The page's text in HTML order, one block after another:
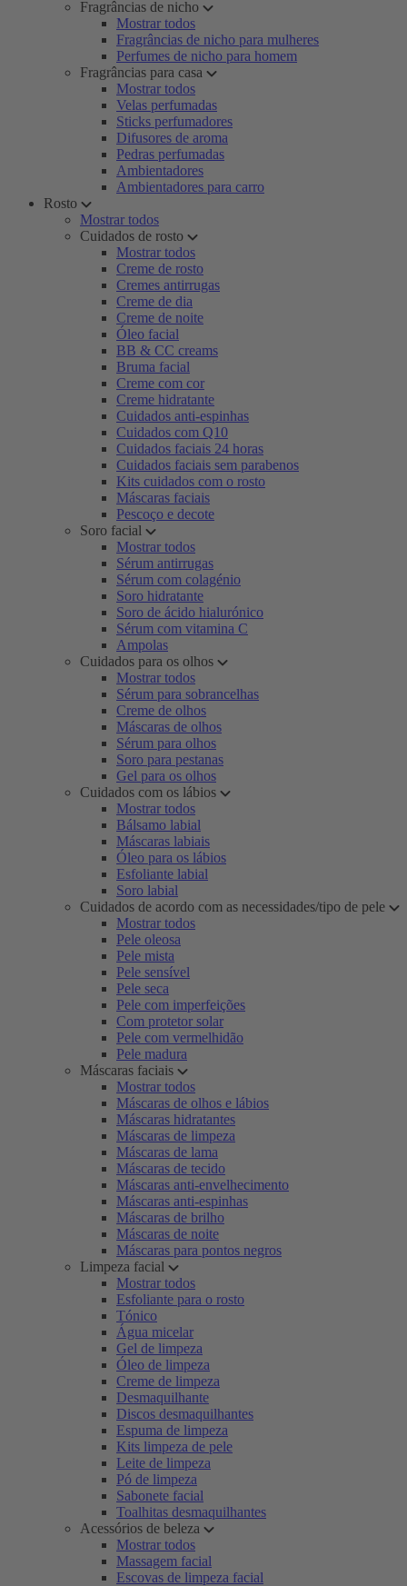
Fragrâncias de nicho
Mostrar todos
Fragrâncias de nicho para mulheres
Perfumes de nicho para homem
Fragrâncias para casa
Mostrar todos
Velas perfumadas
Sticks perfumadores
Difusores de aroma
Pedras perfumadas
Ambientadores
Ambientadores para carro
Rosto
Mostrar todos
Cuidados de rosto
Mostrar todos
Creme de rosto
Cremes antirrugas
Creme de dia
Creme de noite
Óleo facial
BB & CC creams
Bruma facial
Creme com cor
Creme hidratante
Cuidados anti-espinhas
Cuidados com Q10
Cuidados faciais 24 horas
Cuidados faciais sem parabenos
Kits cuidados com o rosto
Máscaras faciais
Pescoço e decote
Soro facial
Mostrar todos
Sérum antirrugas
Sérum com colagénio
Soro hidratante
Soro de ácido hialurónico
Sérum com vitamina C
Ampolas
Cuidados para os olhos
Mostrar todos
Sérum para sobrancelhas
Creme de olhos
Máscaras de olhos
Sérum para olhos
Soro para pestanas
Gel para os olhos
Cuidados com os lábios
Mostrar todos
Bálsamo labial
Máscaras labiais
Óleo para os lábios
Esfoliante labial
Soro labial
Cuidados de acordo com as necessidades/tipo de pele
Mostrar todos
Pele oleosa
Pele mista
Pele sensível
Pele seca
Pele com imperfeições
Com protetor solar
Pele com vermelhidão
Pele madura
Máscaras faciais
Mostrar todos
Máscaras de olhos e lábios
Máscaras hidratantes
Máscaras de limpeza
Máscaras de lama
Máscaras de tecido
Máscaras anti-envelhecimento
Máscaras anti-espinhas
Máscaras de brilho
Máscaras de noite
Máscaras para pontos negros
Limpeza facial
Mostrar todos
Esfoliante para o rosto
Tónico
Água micelar
Gel de limpeza
Óleo de limpeza
Creme de limpeza
Desmaquilhante
Discos desmaquilhantes
Espuma de limpeza
Kits limpeza de pele
Leite de limpeza
Pó de limpeza
Sabonete facial
Toalhitas desmaquilhantes
Acessórios de beleza
Mostrar todos
Massagem facial
Escovas de limpeza facial